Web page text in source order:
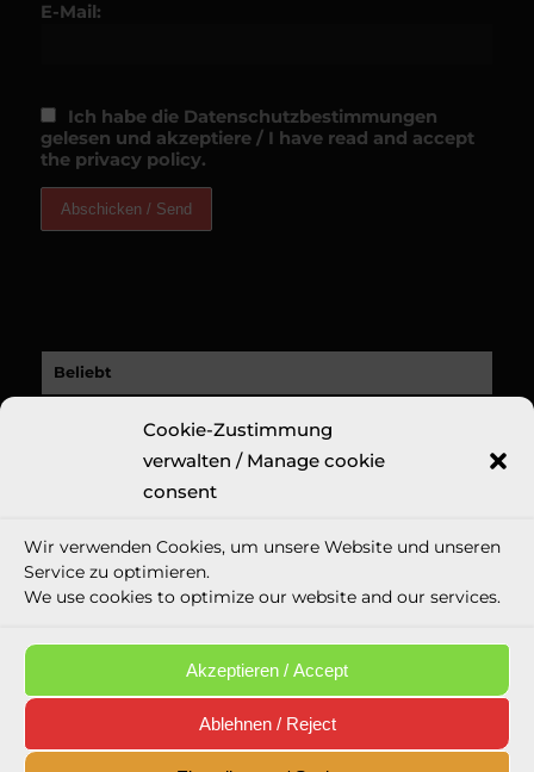
Cookie-Zustimmung
verwalten / Manage cookie
consent
Wir verwenden Cookies, um unsere Website und unseren
Service zu optimieren.
We use cookies to optimize our website and our services.
Akzeptieren / Accept
Ablehnen / Reject
E-Mail:
Ich habe die Datenschutzbestimmungen
gelesen und akzeptiere / I have read and accept
the privacy policy.
Beliebt
Fine Art Print...
9. November 2020 - 18:32
Kommentare
Schlagworte